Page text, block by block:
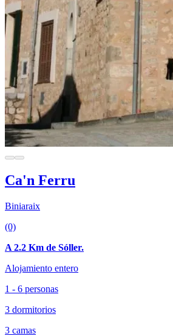
Ca'n Ferru
Biniaraix
(0)
A 2.2 Km de Sóller.
Alojamiento entero
1 - 6 personas
3 dormitorios
3 camas